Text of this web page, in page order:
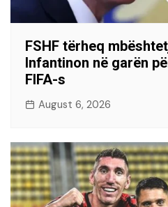
FSHF tërheq
Infantinon në garën
FIFA-s
August 6, 2026